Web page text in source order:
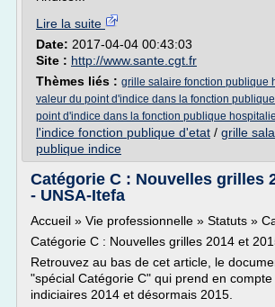
Lire la suite
Date: 2017-04-04 00:43:03
Site : http://www.sante.cgt.fr
Thèmes liés : grille salaire fonction publique
valeur du point d'indice dans la fonction
point d'indice dans la fonction publique
l'indice fonction publique d'etat / grille
publique indice
Catégorie C : Nouvelles grilles
- UNSA-Itefa
Accueil » Vie professionnelle » Statuts »
Catégorie C : Nouvelles grilles 2014 et
Retrouvez au bas de cet article, le
"spécial Catégorie C" qui prend en
indiciaires 2014 et désormais 2015.